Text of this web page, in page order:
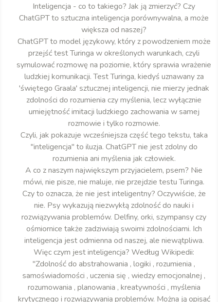
Inteligencja - co to takiego? Jak ją zmierzyć? Czy
ChatGPT to sztuczna inteligencja porównywalna, a może
większa od naszej?
ChatGPT to model językowy, który z powodzeniem może
przejść test Turinga w określonych warunkach, czyli
symulować rozmowę na poziomie, który sprawia wrażenie
ludzkiej komunikacji. Test Turinga, kiedyś uznawany za
'świętego Graala' sztucznej inteligencji, nie mierzy jednak
zdolności do rozumienia czy myślenia, lecz wyłącznie
umiejętność imitacji ludzkiego zachowania w samej
rozmowie i tylko rozmowie.
Czyli, jak pokazuje wcześniejsza część tego tekstu, taka
"inteligencja" to iluzja. ChatGPT nie jest zdolny do
rozumienia ani myślenia jak człowiek.
A co z naszym największym przyjacielem, psem? Nie
mówi, nie pisze, nie maluje, nie przejdzie testu Turinga.
Czy to oznacza, że nie jest inteligentny? Oczywiście, że
nie. Psy wykazują niezwykłą zdolność do nauki i
rozwiązywania problemów. Delfiny, orki, szympansy czy
ośmiornice także zadziwiają swoimi zdolnościami. Ich
inteligencja jest odmienna od naszej, ale niewątpliwa.
Więc czym jest inteligencja? Według Wikipedii:
"Zdolność do abstrahowania , logiki , rozumienia ,
samoświadomości , uczenia się , wiedzy emocjonalnej ,
rozumowania , planowania , kreatywności , myślenia
krytycznego i rozwiązywania problemów. Można ją opisać